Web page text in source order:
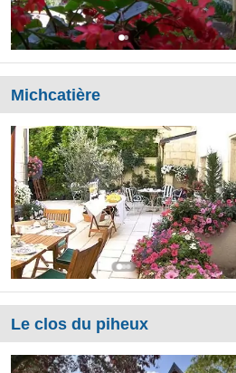
Michcatière
Le clos du piheux